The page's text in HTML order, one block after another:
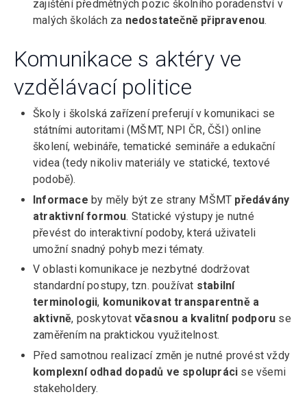
zajištění předmětných pozic školního poradenství v
malých školách za nedostatečně připravenou.
Komunikace s aktéry ve
vzdělávací politice
Školy i školská zařízení preferují v komunikaci se
státními autoritami (MŠMT, NPI ČR, ČŠI) online
školení, webináře, tematické semináře a edukační
videa (tedy nikoliv materiály ve statické, textové
podobě).
Informace by měly být ze strany MŠMT předávány
atraktivní formou. Statické výstupy je nutné
převést do interaktivní podoby, která uživateli
umožní snadný pohyb mezi tématy.
V oblasti komunikace je nezbytné dodržovat
standardní postupy, tzn. používat stabilní
terminologii, komunikovat transparentně a
aktivně, poskytovatvčasnou a kvalitní podporu se
zaměřením na praktickou využitelnost.
Před samotnou realizací změn je nutné provést vždy
komplexní odhad dopadů ve spolupráci se všemi
stakeholdery.